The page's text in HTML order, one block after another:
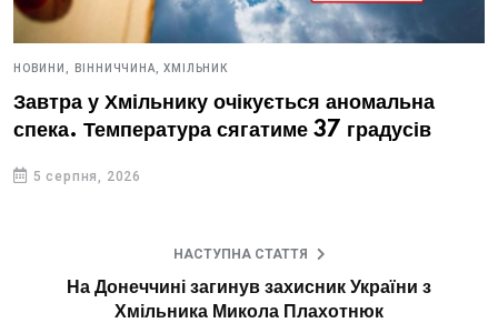
НОВИНИ, ВІННИЧЧИНА, ХМІЛЬНИК
Завтра у Хмільнику очікується аномальна
спека. Температура сягатиме 37 градусів
5 серпня, 2026
НАСТУПНА СТАТТЯ
На Донеччині загинув захисник України з
Хмільника Микола Плахотнюк